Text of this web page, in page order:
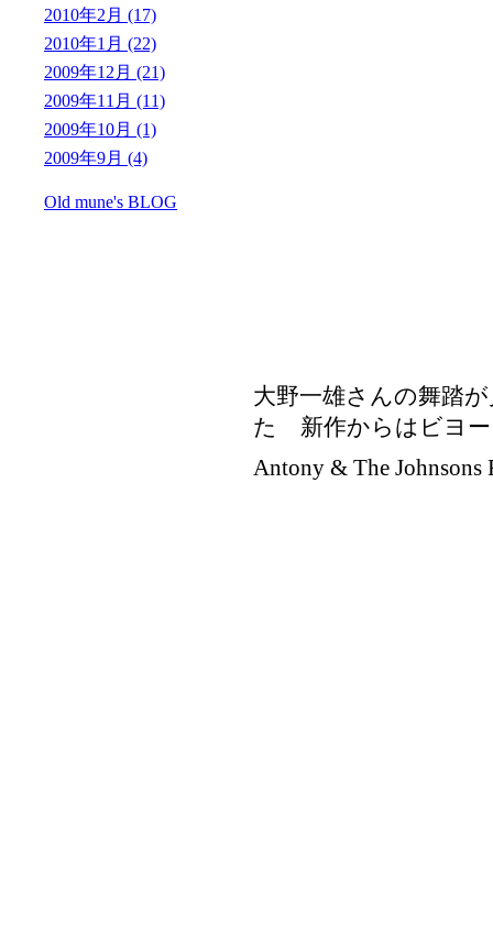
大野一雄さんの舞踏
た 新作からはビヨー
Antony & The Johnsons
2010年2月 (17)
2010年1月 (22)
2009年12月 (21)
2009年11月 (11)
2009年10月 (1)
2009年9月 (4)
Old mune's BLOG